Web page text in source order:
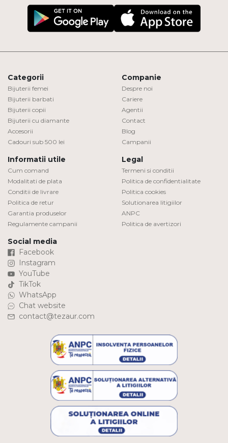
Categorii
Bijuterii femei
Bijuterii barbati
Bijuterii copii
Bijuterii cu diamante
Accesorii
Cadouri sub 500 lei
Companie
Despre noi
Cariere
Agentii
Contact
Blog
Campanii
Informatii utile
Cum comand
Modalitati de plata
Conditii de livrare
Politica de retur
Garantia produselor
Regulamente campanii
Legal
Termeni si conditii
Politica de confidentialitate
Politica cookies
Solutionarea litigiilor
ANPC
Politica de avertizori
Social media
Facebook
Instagram
YouTube
TikTok
WhatsApp
Chat website
contact@tezaur.com